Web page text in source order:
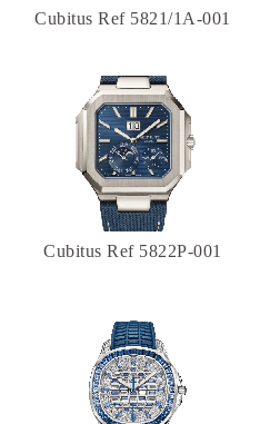
Cubitus Ref 5821/1A-001
Cubitus Ref 5822P-001